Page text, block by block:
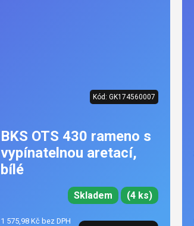
Kód: GK174560007
BKS OTS 430 rameno s
vypínatelnou aretací,
bílé
Skladem (4 ks)
1 575,98 Kč bez DPH